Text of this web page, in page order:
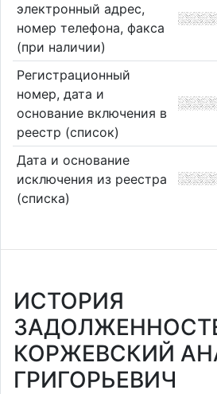
электронный адрес,
номер телефона, факса
(при наличии)
Регистрационный
номер, дата и
основание включения в
реестр (список)
Дата и основание
исключения из реестра
(списка)
ИСТОРИЯ
КОРЖЕВСКИЙ
ГРИГОРЬЕВИЧ